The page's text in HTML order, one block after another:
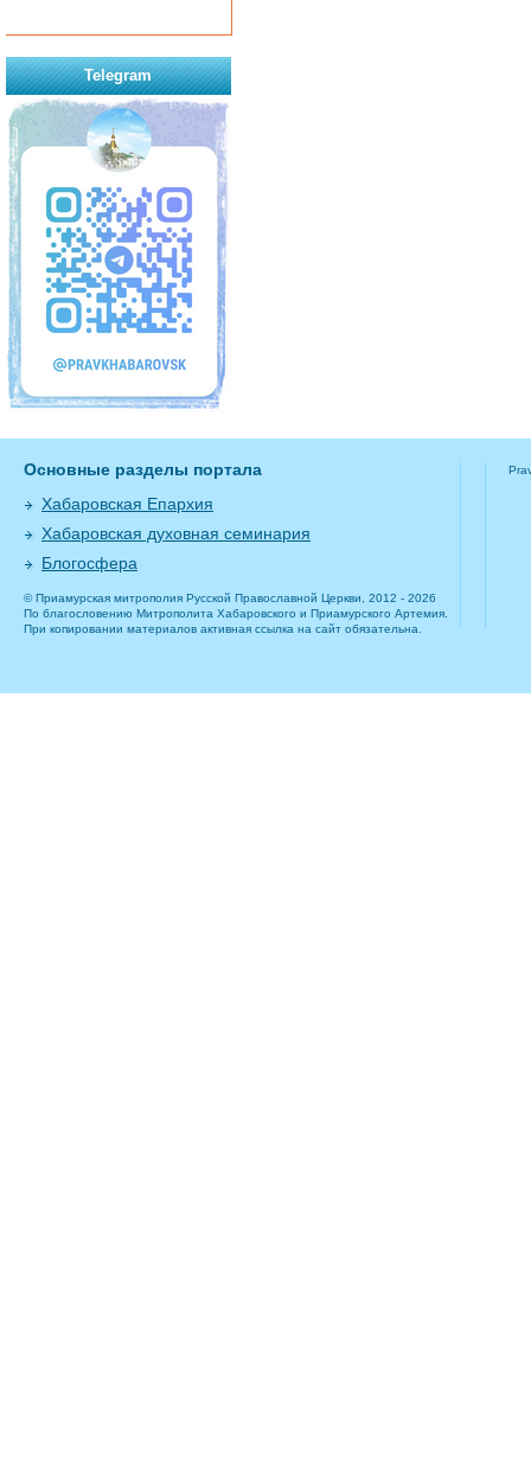
Telegram
Основные разделы портала
Хабаровская Епархия
Хабаровская духовная семинария
Блогосфера
© Приамурская митрополия Русской Православной Церкви, 2012 - 2026
По благословению Митрополита Хабаровского и Приамурского Артемия.
При копировании материалов активная ссылка на сайт обязательна.